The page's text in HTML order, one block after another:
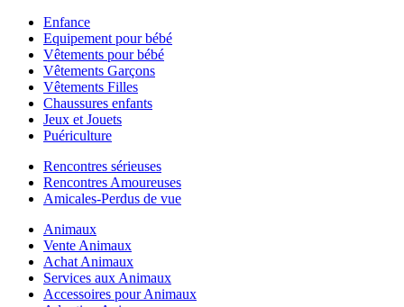
Enfance
Equipement pour bébé
Vêtements pour bébé
Vêtements Garçons
Vêtements Filles
Chaussures enfants
Jeux et Jouets
Puériculture
Rencontres sérieuses
Rencontres Amoureuses
Amicales-Perdus de vue
Animaux
Vente Animaux
Achat Animaux
Services aux Animaux
Accessoires pour Animaux